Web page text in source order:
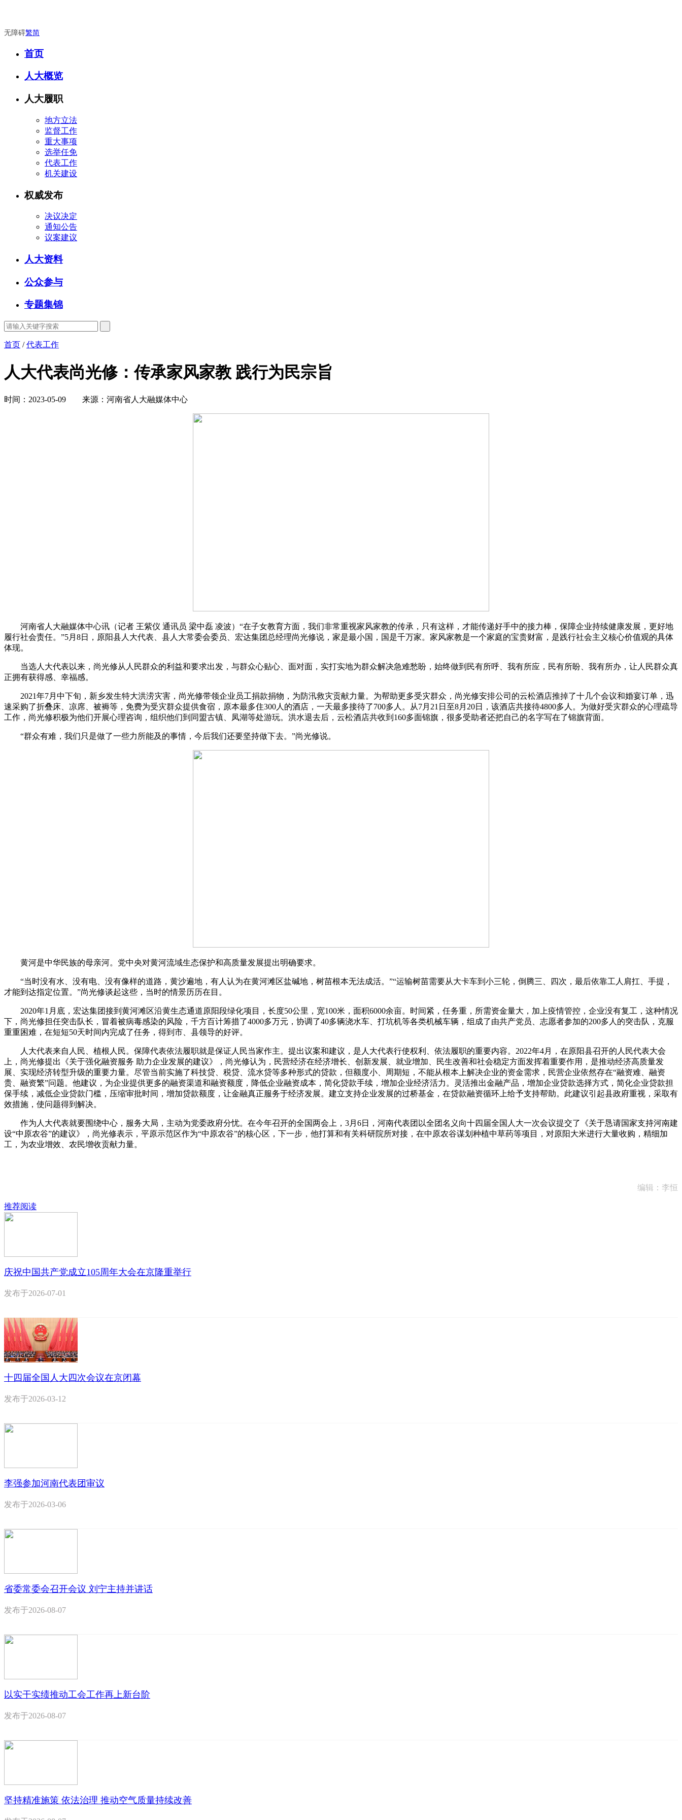
无障碍繁简
首页
人大概览
人大履职
地方立法
监督工作
重大事项
选举任免
代表工作
机关建设
权威发布
决议决定
通知公告
议案建议
人大资料
公众参与
专题集锦
首页 /代表工作
人大代表尚光修：传承家风家教 践行为民宗旨
时间：2023-05-09 来源：河南省人大融媒体中心
河南省人大融媒体中心讯（记者 王紫仪 通讯员 梁中磊 凌波）“在子女教育方面，我们非常重视家风家教的传承，只有这样，才能传递好手中的接力棒，保障企业持续健康发展，更好地
履行社会责任。”5月8日，原阳县人大代表、县人大常委会委员、宏达集团总经理尚光修说，家是最小国，国是千万家。家风家教是一个家庭的宝贵财富，是践行社会主义核心价值观的具体
体现。
当选人大代表以来，尚光修从人民群众的利益和要求出发，与群众心贴心、面对面，实打实地为群众解决急难愁盼，始终做到民有所呼、我有所应，民有所盼、我有所办，让人民群众真
正拥有获得感、幸福感。
2021年7月中下旬，新乡发生特大洪涝灾害，尚光修带领企业员工捐款捐物，为防汛救灾贡献力量。为帮助更多受灾群众，尚光修安排公司的云松酒店推掉了十几个会议和婚宴订单，迅
速采购了折叠床、凉席、被褥等，免费为受灾群众提供食宿，原本最多住300人的酒店，一天最多接待了700多人。从7月21日至8月20日，该酒店共接待4800多人。为做好受灾群众的心理疏导
工作，尚光修积极为他们开展心理咨询，组织他们到同盟古镇、凤湖等处游玩。洪水退去后，云松酒店共收到160多面锦旗，很多受助者还把自己的名字写在了锦旗背面。
“群众有难，我们只是做了一些力所能及的事情，今后我们还要坚持做下去。”尚光修说。
黄河是中华民族的母亲河。党中央对黄河流域生态保护和高质量发展提出明确要求。
“当时没有水、没有电、没有像样的道路，黄沙遍地，有人认为在黄河滩区盐碱地，树苗根本无法成活。”“运输树苗需要从大卡车到小三轮，倒腾三、四次，最后依靠工人肩扛、手提，
才能到达指定位置。”尚光修谈起这些，当时的情景历历在目。
2020年1月底，宏达集团接到黄河滩区沿黄生态通道原阳段绿化项目，长度50公里，宽100米，面积6000余亩。时间紧，任务重，所需资金量大，加上疫情管控，企业没有复工，这种情况
下，尚光修担任突击队长，冒着被病毒感染的风险，千方百计筹措了4000多万元，协调了40多辆浇水车、打坑机等各类机械车辆，组成了由共产党员、志愿者参加的200多人的突击队，克服
重重困难，在短短50天时间内完成了任务，得到市、县领导的好评。
人大代表来自人民、植根人民。保障代表依法履职就是保证人民当家作主。提出议案和建议，是人大代表行使权利、依法履职的重要内容。2022年4月，在原阳县召开的人民代表大会
上，尚光修提出《关于强化融资服务 助力企业发展的建议》，尚光修认为，民营经济在经济增长、创新发展、就业增加、民生改善和社会稳定方面发挥着重要作用，是推动经济高质量发
展、实现经济转型升级的重要力量。尽管当前实施了科技贷、税贷、流水贷等多种形式的贷款，但额度小、周期短，不能从根本上解决企业的资金需求，民营企业依然存在“融资难、融资
贵、融资繁”问题。他建议，为企业提供更多的融资渠道和融资额度，降低企业融资成本，简化贷款手续，增加企业经济活力。灵活推出金融产品，增加企业贷款选择方式，简化企业贷款担
保手续，减低企业贷款门槛，压缩审批时间，增加贷款额度，让金融真正服务于经济发展。建立支持企业发展的过桥基金，在贷款融资循环上给予支持帮助。此建议引起县政府重视，采取有
效措施，使问题得到解决。
作为人大代表就要围绕中心，服务大局，主动为党委政府分忧。在今年召开的全国两会上，3月6日，河南代表团以全团名义向十四届全国人大一次会议提交了《关于恳请国家支持河南建
设“中原农谷”的建议》，尚光修表示，平原示范区作为“中原农谷”的核心区，下一步，他打算和有关科研院所对接，在中原农谷谋划种植中草药等项目，对原阳大米进行大量收购，精细加
工，为农业增效、农民增收贡献力量。
编辑：李恒
推荐阅读
庆祝中国共产党成立105周年大会在京隆重举行
发布于2026-07-01
十四届全国人大四次会议在京闭幕
发布于2026-03-12
李强参加河南代表团审议
发布于2026-03-06
省委常委会召开会议 刘宁主持并讲话
发布于2026-08-07
以实干实绩推动工会工作再上新台阶
发布于2026-08-07
坚持精准施策 依法治理 推动空气质量持续改善